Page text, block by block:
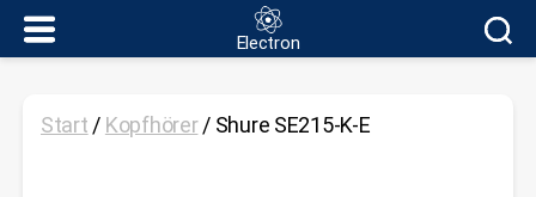
Electron
Electron
Start / Kopfhörer/ Shure SE215-K-E